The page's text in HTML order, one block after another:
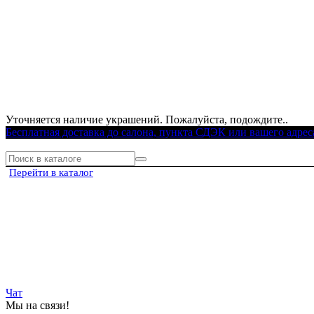
Уточняется наличие украшений. Пожалуйста, подождите..
Бесплатная доставка до салона, пункта СДЭК или вашего
Перейти в каталог
Чат
Мы на связи!